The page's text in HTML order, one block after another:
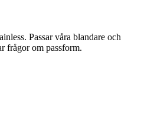
Passar våra blandare och
frågor om passform.